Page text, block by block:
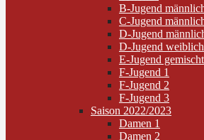
B-Jugend
C-Jugend
D-Jugend
D-Jugend weiblich
E-Jugend gemischt
F-Jugend 1
F-Jugend 2
F-Jugend 3
Saison 2022/2023
Damen 1
Damen 2